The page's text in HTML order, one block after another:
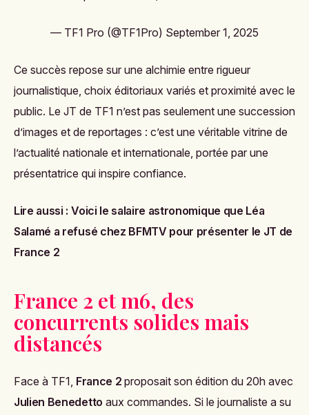
— TF1 Pro (@TF1Pro) September 1, 2025
Ce succès repose sur une alchimie entre rigueur
journalistique, choix éditoriaux variés et proximité avec le
public. Le JT de TF1 n’est pas seulement une succession
d’images et de reportages : c’est une véritable vitrine de
l’actualité nationale et internationale, portée par une
présentatrice qui inspire confiance.
Lire aussi : Voici le salaire astronomique que Léa
Salamé a refusé chez BFMTV pour présenter le JT de
France 2
France 2 et m6, des
concurrents solides mais
distancés
Face à TF1, France 2 proposait son édition du 20h avec
Julien Benedetto aux commandes. Si le journaliste a su